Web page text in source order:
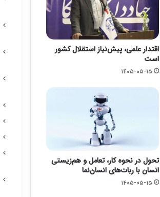
اقتدار علمی، پیش‌نیاز استقلال کشور
است
۱۴۰۵-۰۵-۱۵
تحول در نحوه کار، تعامل و هم‌زیستی
انسان با ربات‌های انسان‌نما
۱۴۰۵-۰۵-۱۵